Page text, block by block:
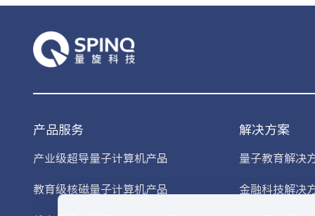
产品服务
产业级超导量子计算机产品
教育级核磁量子计算机产品
解决方案
量子教育解决
金融科技解决